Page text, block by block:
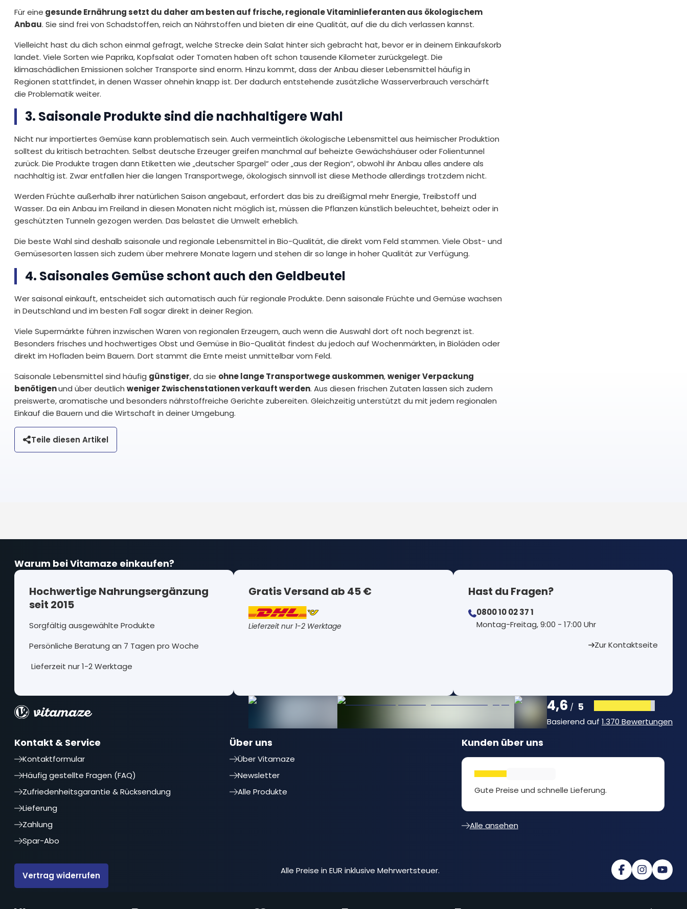
Für eine gesunde Ernährung setzt du daher am besten auf frische, regionale Vitaminlieferanten aus ökologischem
Anbau. Sie sind frei von Schadstoffen, reich an Nährstoffen und bieten dir eine Qualität, auf die du dich verlassen kannst.
Vielleicht hast du dich schon einmal gefragt, welche Strecke dein Salat hinter sich gebracht hat, bevor er in deinem Einkaufskorb
landet. Viele Sorten wie Paprika, Kopfsalat oder Tomaten haben oft schon tausende Kilometer zurückgelegt. Die
klimaschädlichen Emissionen solcher Transporte sind enorm. Hinzu kommt, dass der Anbau dieser Lebensmittel häufig in
Regionen stattfindet, in denen Wasser ohnehin knapp ist. Der dadurch entstehende zusätzliche Wasserverbrauch verschärft
die Problematik weiter.
3. Saisonale Produkte sind die nachhaltigere Wahl
Nicht nur importiertes Gemüse kann problematisch sein. Auch vermeintlich ökologische Lebensmittel aus heimischer Produktion
solltest du kritisch betrachten. Selbst deutsche Erzeuger greifen manchmal auf beheizte Gewächshäuser oder Folientunnel
zurück. Die Produkte tragen dann Etiketten wie „deutscher Spargel“ oder „aus der Region“, obwohl ihr Anbau alles andere als
nachhaltig ist. Zwar entfallen hier die langen Transportwege, ökologisch sinnvoll ist diese Methode allerdings trotzdem nicht.
Werden Früchte außerhalb ihrer natürlichen Saison angebaut, erfordert das bis zu dreißigmal mehr Energie, Treibstoff und
Wasser. Da ein Anbau im Freiland in diesen Monaten nicht möglich ist, müssen die Pflanzen künstlich beleuchtet, beheizt oder in
geschützten Tunneln gezogen werden. Das belastet die Umwelt erheblich.
Die beste Wahl sind deshalb saisonale und regionale Lebensmittel in Bio-Qualität, die direkt vom Feld stammen. Viele Obst- und
Gemüsesorten lassen sich zudem über mehrere Monate lagern und stehen dir so lange in hoher Qualität zur Verfügung.
4. Saisonales Gemüse schont auch den Geldbeutel
Wer saisonal einkauft, entscheidet sich automatisch auch für regionale Produkte. Denn saisonale Früchte und Gemüse wachsen
in Deutschland und im besten Fall sogar direkt in deiner Region.
Viele Supermärkte führen inzwischen Waren von regionalen Erzeugern, auch wenn die Auswahl dort oft noch begrenzt ist.
Besonders frisches und hochwertiges Obst und Gemüse in Bio-Qualität findest du jedoch auf Wochenmärkten, in Bioläden oder
direkt im Hofladen beim Bauern. Dort stammt die Ernte meist unmittelbar vom Feld.
Saisonale Lebensmittel sind häufig günstiger, da sie ohne lange Transportwege auskommen,weniger Verpackung
benötigenund über deutlich weniger Zwischenstationen verkauft werden. Aus diesen frischen Zutaten lassen sich zudem
preiswerte, aromatische und besonders nährstoffreiche Gerichte zubereiten. Gleichzeitig unterstützt du mit jedem regionalen
Einkauf die Bauern und die Wirtschaft in deiner Umgebung.
Teile diesen Artikel
Warum bei Vitamaze einkaufen?
Hochwertige Nahrungsergänzung
seit 2015
Sorgfältig ausgewählte Produkte
Persönliche Beratung an 7 Tagen pro Woche
Lieferzeit nur 1-2 Werktage
Gratis Versand ab 45 €
Lieferzeit nur 1-2 Werktage
Hast du Fragen?
0800 10 02 37 1
⁠Montag-Freitag, 9:00 - 17:00 Uhr
Zur Kontaktseite
4,6 / 5
Basierend auf 1.370 Bewertungen
Kontakt & Service
Kontaktformular
Häufig gestellte Fragen (FAQ)
Zufriedenheitsgarantie & Rücksendung
Lieferung
Zahlung
Spar-Abo
Über uns
Über Vitamaze
Newsletter
Alle Produkte
Kunden über uns
Gute Preise und schnelle Lieferung.
Alle ansehen
Vertrag widerrufen Alle Preise in EUR inklusive Mehrwertsteuer.